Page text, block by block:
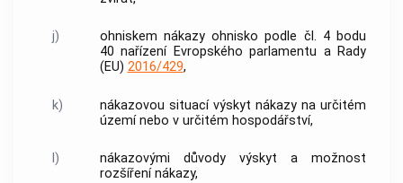
j)
ohniskem nákazy ohnisko podle čl. 4 bodu
40 nařízení Evropského parlamentu a Rady
(EU) 2016/429,
k)
nákazovou situací výskyt nákazy na určitém
území nebo v určitém hospodářství,
l)
nákazovými důvody výskyt a možnost
rozšíření nákazy,